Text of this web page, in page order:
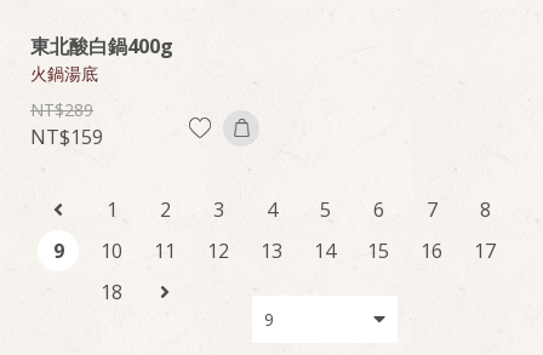
東北酸白鍋400g
火鍋湯底
289
159
1 2 3 4 5 6 7
8
9
10 11 12 13 14 15 16
17
18